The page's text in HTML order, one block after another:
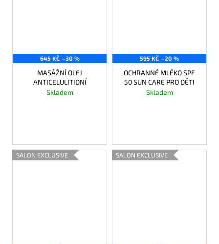
645 KČ –30 %
MASÁŽNÍ OLEJ
ANTICELULITIDNÍ
Skladem
595 KČ –20 %
OCHRANNÉ MLÉKO SPF
50 SUN CARE PRO DĚTI
Skladem
SALON EXCLUSIVE SALON EXCLUSIVE